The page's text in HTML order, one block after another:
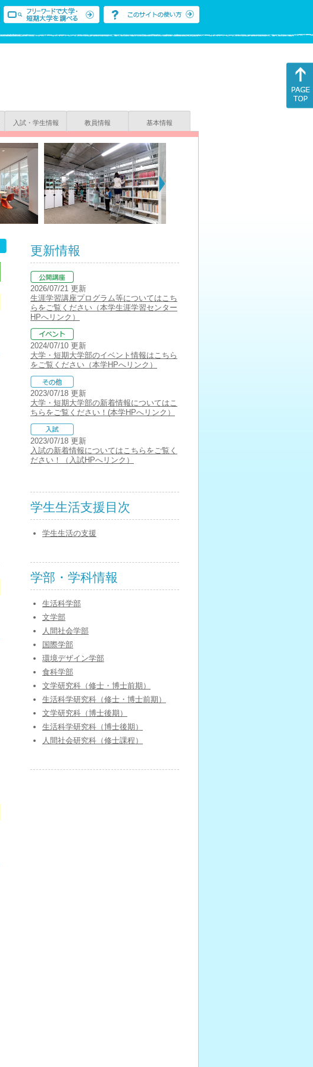
入試・学生情報 教員情報 基本情報
更新情報
2026/07/21 更新
生涯学習講座プログラム等についてはこち
らをご覧ください（本学生涯学習センター
HPへリンク）
2024/07/10 更新
大学・短期大学部のイベント情報はこちら
をご覧ください（本学HPへリンク）
2023/07/18 更新
大学・短期大学部の新着情報についてはこ
ちらをご覧ください！(本学HPへリンク）
2023/07/18 更新
入試の新着情報についてはこちらをご覧く
ださい！（入試HPへリンク）
学生生活支援目次
学生生活の支援
学部・学科情報
生活科学部
文学部
人間社会学部
国際学部
環境デザイン学部
食科学部
文学研究科（修士・博士前期）
生活科学研究科（修士・博士前期）
文学研究科（博士後期）
生活科学研究科（博士後期）
人間社会研究科（修士課程）